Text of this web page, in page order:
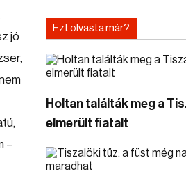
jó
–
Ezt olvasta már?
Holtan találták meg a
elmerült fiatalt